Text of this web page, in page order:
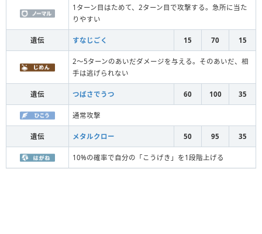
1ターン目はためて、2ターン目で攻撃する。急所に当た
りやすい
遺伝 すなじごく 15 70 15
2～5ターンのあいだダメージを与える。そのあいだ、相
手は逃げられない
遺伝 つばさでうつ 60 100 35
通常攻撃
遺伝 メタルクロー 50 95 35
10%の確率で自分の「こうげき」を1段階上げる